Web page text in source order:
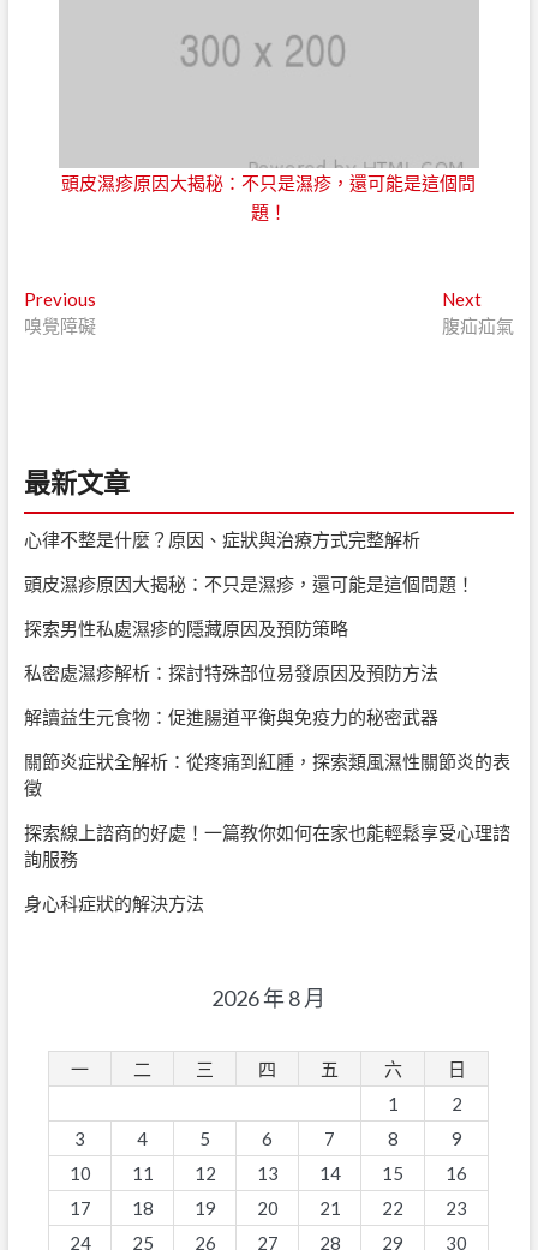
頭皮濕疹原因大揭秘：不只是濕疹，還可能是這個問
題！
文
章
PreviousPrevious
post:
嗅覺障礙
NextNext
post:
腹疝疝氣
最新文章
心律不整是什麼？原因、症狀與治療方式完整解析
頭皮濕疹原因大揭秘：不只是濕疹，還可能是這個問題！
探索男性私處濕疹的隱藏原因及預防策略
私密處濕疹解析：探討特殊部位易發原因及預防方法
解讀益生元食物：促進腸道平衡與免疫力的秘密武器
關節炎症狀全解析：從疼痛到紅腫，探索類風濕性關節炎的表
徵
探索線上諮商的好處！一篇教你如何在家也能輕鬆享受心理諮
詢服務
身心科症狀的解決方法
2026 年 8 月
一 二 三 四 五 六
日
1
2
3
4 5 6 7 8
9
10
11 12 13 14 15
16
17
18 19 20 21 22
23
24
25 26 27 28 29 30